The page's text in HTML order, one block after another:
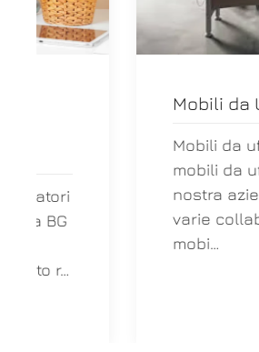
Mobili da Ufficio
Mobili da ufficio Vendita
mobili da ufficio La
nostra azienda vanta
varie collaborazioni con